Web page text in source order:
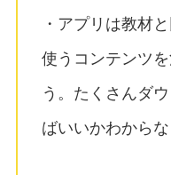
・アプリは教材
使うコンテンツ
う。たくさんダ
ばいいかわから